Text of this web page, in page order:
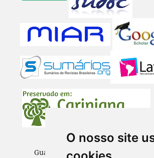
O nosso site
Guaju – Revista Brasileira de